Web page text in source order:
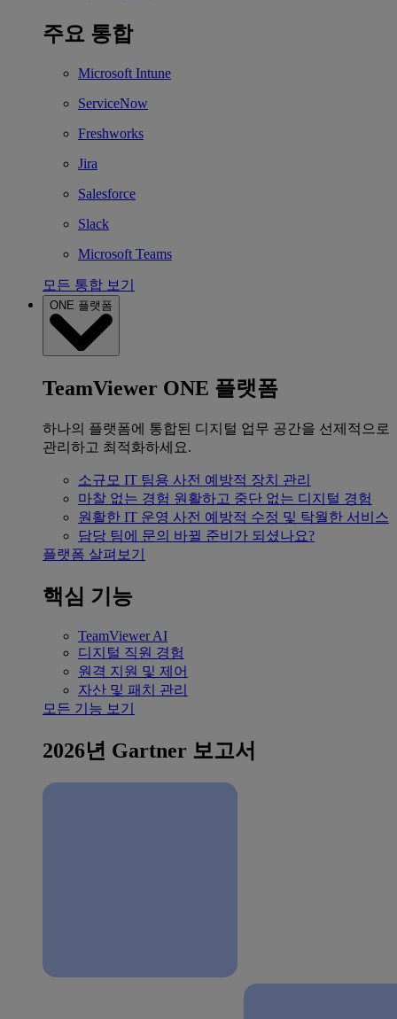
주요 통합
Microsoft Intune
ServiceNow
Freshworks
Jira
Salesforce
Slack
Microsoft Teams
모든 통합 보기
ONE 플랫폼
TeamViewer ONE 플랫폼
하나의 플랫폼에 통합된 디지털 업무 공간을 선제적으로
관리하고 최적화하세요.
소규모 IT 팀용 사전 예방적 장치 관리
마찰 없는 경험 원활하고 중단 없는 디지털 경험
원활한 IT 운영 사전 예방적 수정 및 탁월한 서비스
담당 팀에 문의 바뀔 준비가 되셨나요?
플랫폼 살펴보기
핵심 기능
TeamViewer AI
디지털 직원 경험
원격 지원 및 제어
자산 및 패치 관리
모든 기능 보기
2026년 Gartner 보고서